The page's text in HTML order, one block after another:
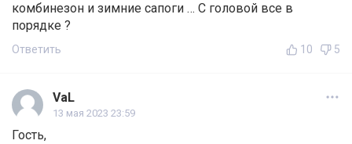
комбинезон и зимние сапоги … С головой все в
порядке ?
Ответить 10 5
VaL
13 мая 2023 23:59
Гость,